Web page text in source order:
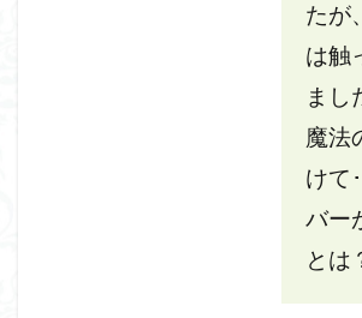
たが
は触
まし
魔法
けて
バー
とは